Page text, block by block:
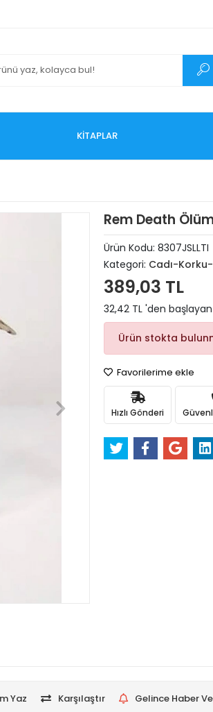
KİTAPLAR
Rem Death
Ürün Kodu: 8307JSLLTI
Kategori: Cadı-
389,03 TL
32,42 TL 'den
Ürün stokta
Favorilerime ekle
Hızlı Gönderi
Yaz Karşılaştır Gelince Haber